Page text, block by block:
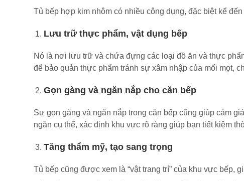
Tủ bếp hợp kim nhôm có nhiều công dụng, đặc biệt kể
Lưu trữ thực phẩm, vật dụng bếp
Nó là nơi lưu trữ và chứa đựng các loại đồ ăn và thực
để bảo quản thực phẩm tránh sự xâm nhập của mối mọt,
Gọn gàng và ngăn nắp cho căn bếp
Sự gọn gàng và ngăn nắp trong căn bếp cũng giúp cảm
ngăn cụ thể, xác định khu vực rõ ràng giúp bạn tiết kiệm
Tăng thẩm mỹ, tạo sang trọng
Tủ bếp cũng được xem là “vật trang trí” của khu vực bếp,